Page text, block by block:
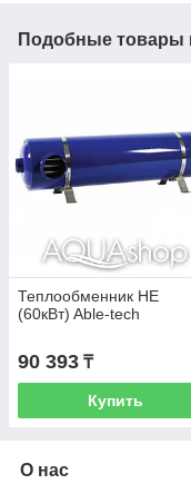
Подобные товары
Теплообменник HE
(60кВт) Able-tech
90 393 ₸
Купить
О нас